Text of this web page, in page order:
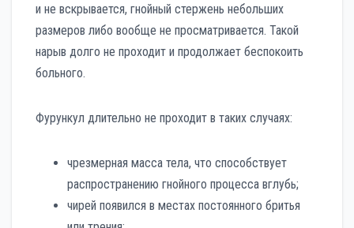
и не вскрывается, гнойный стержень небольших
размеров либо вообще не просматривается. Такой
нарыв долго не проходит и продолжает беспокоить
больного.
Фурункул длительно не проходит в таких случаях:
чрезмерная масса тела, что способствует
распространению гнойного процесса вглубь;
чирей появился в местах постоянного бритья